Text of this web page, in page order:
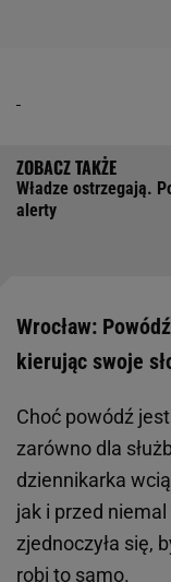
Władze ostrzegają.
alerty
Wrocław:
kierując swoje
Choć powódź
zarówno dla
dziennikarka
jak i przed
zjednoczyła się,
robi to samo.